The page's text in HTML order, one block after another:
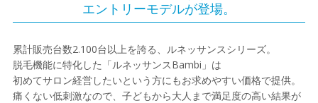
エントリーモデルが登場。
累計販売台数2.100台以上を誇る、ルネッサンスシリーズ。
脱毛機能に特化した「ルネッサンスBambi」は
初めてサロン経営したいという方にもお求めやすい価格で提供。
痛くない低刺激なので、子どもから大人まで満足度の高い結果が